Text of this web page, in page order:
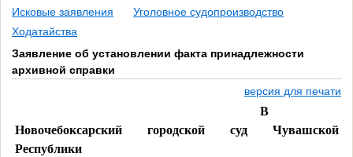
Исковые заявления
Уголовное судопроизводство
Ходатайства
Заявление об установлении факта принадлежности
архивной справки
версия для печати
В
Новочебоксарский городской суд Чувашской
Республики